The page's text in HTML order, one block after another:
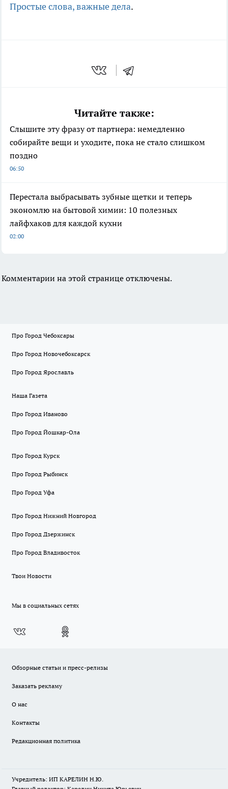
Простые слова, важные дела.
Читайте также:
Слышите эту фразу от партнера: немедленно
собирайте вещи и уходите, пока не стало слишком
поздно
06:50
Перестала выбрасывать зубные щетки и теперь
экономлю на бытовой химии: 10 полезных
лайфхаков для каждой кухни
02:00
Комментарии на этой странице отключены.
Про Город Чебоксары
Про Город Новочебоксарск
Про Город Ярославль
Наша Газета
Про Город Иваново
Про Город Йошкар-Ола
Про Город Курск
Про Город Рыбинск
Про Город Уфа
Про Город Нижний Новгород
Про Город Дзержинск
Про Город Владивосток
Твои Новости
Мы в социальных сетях
Обзорные статьи и пресс-релизы
Заказать рекламу
О нас
Контакты
Редакционная политика
Учредитель: ИП КАРЕЛИН Н.Ю.